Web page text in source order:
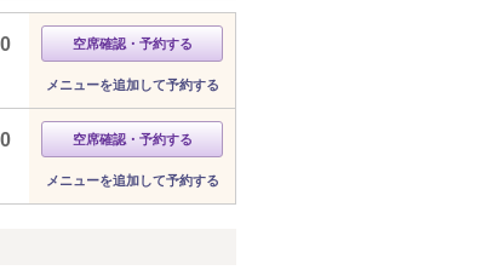
空席確認・予約する
メニューを追加して予約する
空席確認・予約する
メニューを追加して予約する